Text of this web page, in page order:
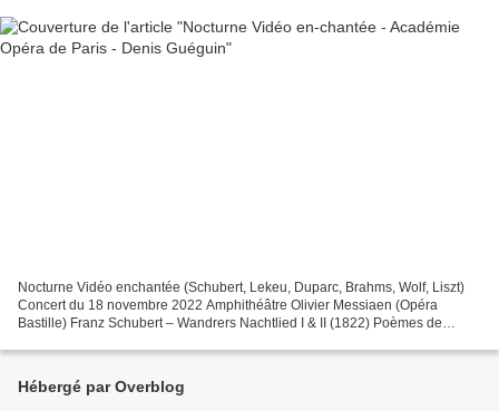
Nocturne Vidéo enchantée (Schubert, Lekeu, Duparc, Brahms, Wolf, Liszt)
Concert du 18 novembre 2022 Amphithéâtre Olivier Messiaen (Opéra
Bastille) Franz Schubert – Wandrers Nachtlied I & II (1822) Poèmes de
Hébergé par Overblog